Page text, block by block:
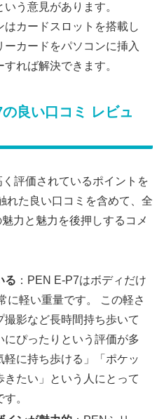
う意見があります。
カードスロットを搭載し
カードをパソコンに挿入
れば解決できます。
良い口コミ レビュ
評価されているポイントを
れた良い口コミを含めて、全
力と魅力を後押しするコメ
る ：PEN E-P7はボディだけ
に軽い重量です。 この軽さ
影など長時間持ち歩いて
にぴったりという評価が多
に持ち歩ける」「ポケッ
きたい」という人にとって
。